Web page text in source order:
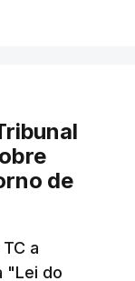
os apoios
a dar
o
de
a
"Lei do